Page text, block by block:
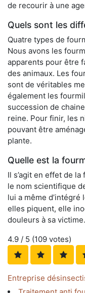
de recourir à une
Quels sont les
Quatre types de
Nous avons les
apparents pour être
des animaux. Les
sont de véritables
également les
succession de
reine. Pour finir, les
pouvant être
plante.
Quelle est la
Il s’agit en effet de
le nom scientifique
lui a même
elles piquent, elle
douleurs à sa victime.
4.9 / 5 (109 votes)
Entreprise